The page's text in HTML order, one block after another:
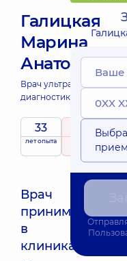
Галицкая
Марина
Врач ультразвуковой
диагностики;
33
лет опыта
4.8 / 5
на
455 отзывов
Врач
принимает
в
клиниках:
Ближайшее